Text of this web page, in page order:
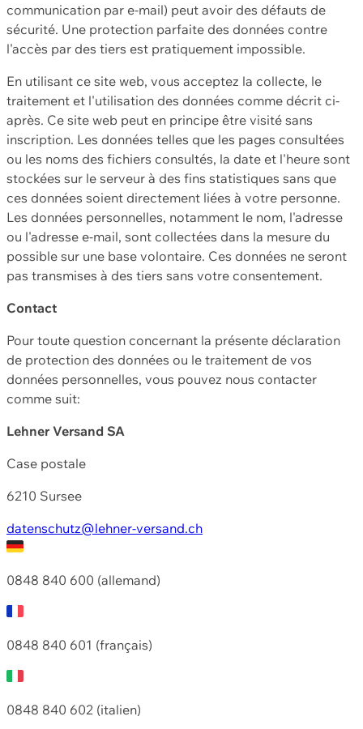
communication par e-mail) peut avoir des défauts de
sécurité. Une protection parfaite des données contre
l'accès par des tiers est pratiquement impossible.
En utilisant ce site web, vous acceptez la collecte, le
traitement et l'utilisation des données comme décrit ci-
après. Ce site web peut en principe être visité sans
inscription. Les données telles que les pages consultées
ou les noms des fichiers consultés, la date et l'heure sont
stockées sur le serveur à des fins statistiques sans que
ces données soient directement liées à votre personne.
Les données personnelles, notamment le nom, l'adresse
ou l'adresse e-mail, sont collectées dans la mesure du
possible sur une base volontaire. Ces données ne seront
pas transmises à des tiers sans votre consentement.
Contact
Pour toute question concernant la présente déclaration
de protection des données ou le traitement de vos
données personnelles, vous pouvez nous contacter
comme suit:
Lehner Versand SA
Case postale
6210 Sursee
datenschutz@lehner-versand.ch
0848 840 600 (allemand)
0848 840 601 (français)
0848 840 602 (italien)